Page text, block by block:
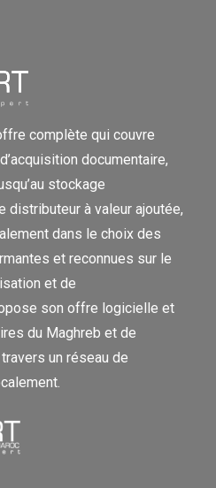
complète qui couvre
documentaire,
stockage
distributeur à valeur ajoutée,
dans le choix des
et reconnues sur le
et de
son offre logicielle et
du Maghreb et de
un réseau de